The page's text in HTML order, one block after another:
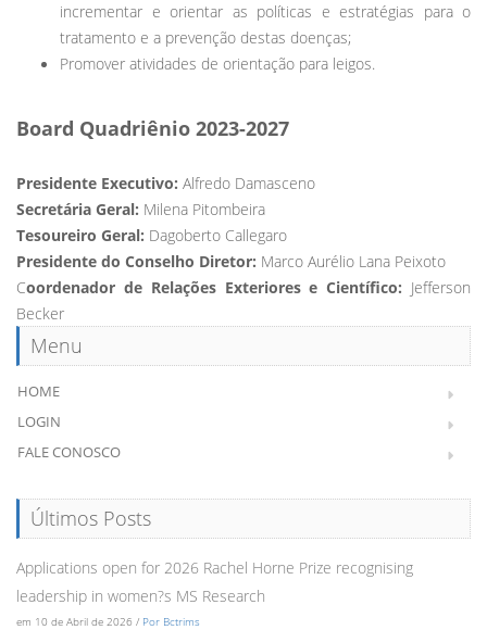
incrementar e orientar as políticas e estratégias para o
tratamento e a prevenção destas doenças;
Promover atividades de orientação para leigos.
Board Quadriênio 2023-2027
Presidente Executivo: Alfredo Damasceno
Secretária Geral: Milena Pitombeira
Tesoureiro Geral: Dagoberto Callegaro
Presidente do Conselho Diretor: Marco Aurélio Lana Peixoto
Coordenador de Relações Exteriores e Científico: Jefferson
Becker
Menu
HOME
LOGIN
FALE CONOSCO
Últimos Posts
Applications open for 2026 Rachel Horne Prize recognising
leadership in women?s MS Research
em 10 de Abril de 2026 / Por Bctrims